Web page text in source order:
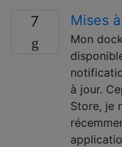
7 Mises
Mon
à jour.
Store, je